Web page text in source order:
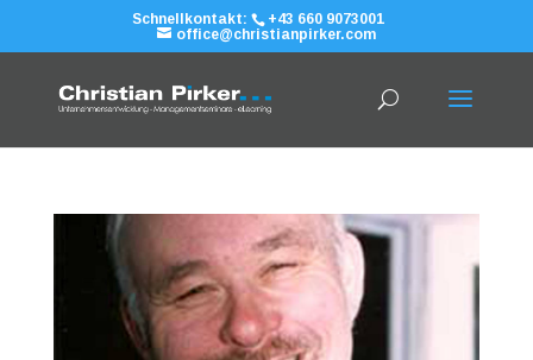
Schnellkontakt:
+43 660 9073001
office@christianpirker.com